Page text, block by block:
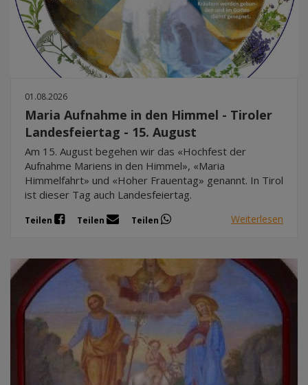
01.08.2026
Maria Aufnahme in den Himmel - Tiroler
Landesfeiertag - 15. August
Am 15. August begehen wir das «Hochfest der
Aufnahme Mariens in den Himmel», «Maria
Himmelfahrt» und «Hoher Frauentag» genannt. In Tirol
ist dieser Tag auch Landesfeiertag.
Teilen Teilen Teilen Weiterlesen